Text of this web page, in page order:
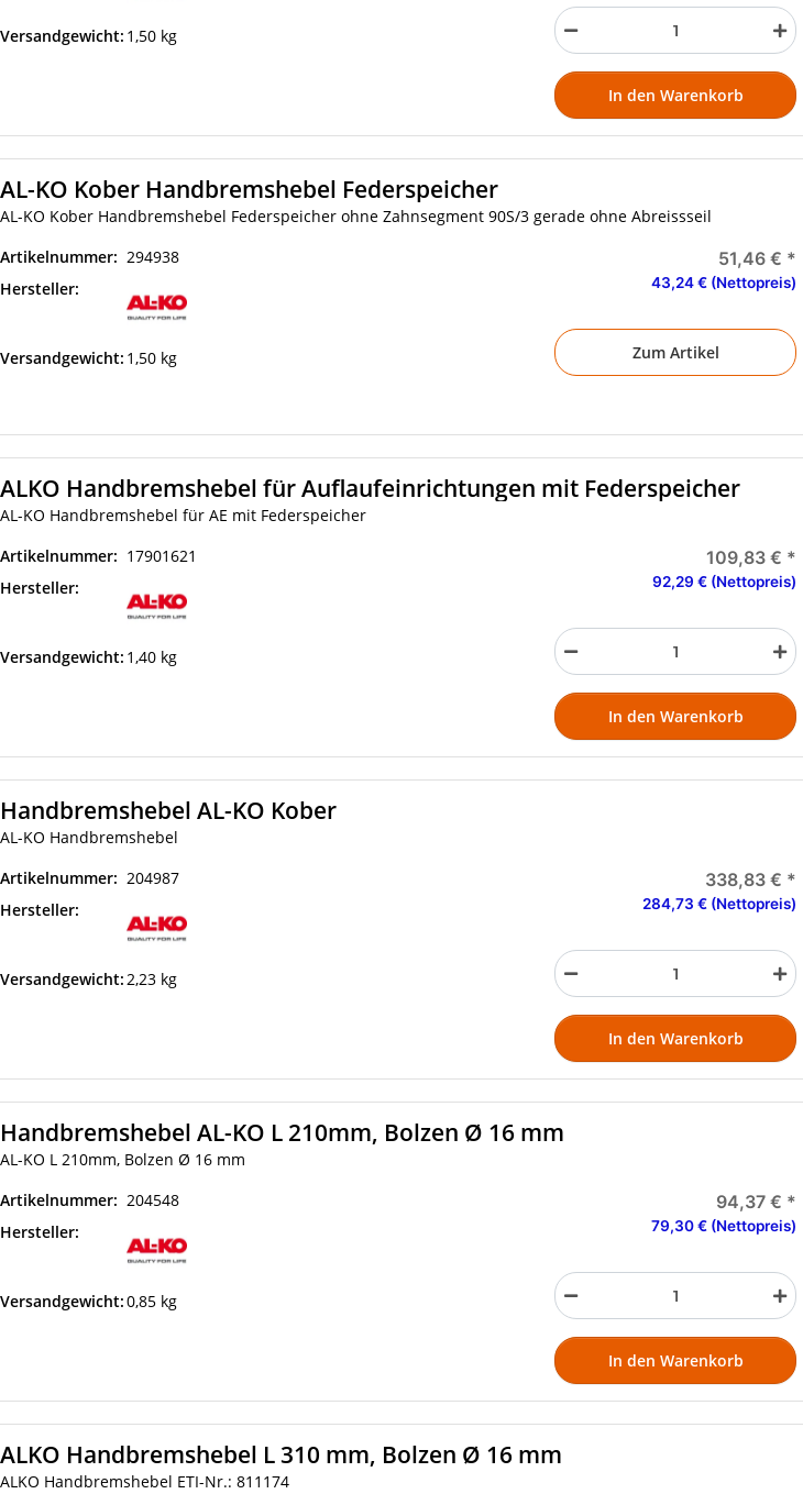
Versandgewicht: 1,50 kg
In den Warenkorb
AL-KO Kober Handbremshebel Federspeicher
AL-KO Kober Handbremshebel Federspeicher ohne Zahnsegment 90S/3 gerade ohne Abreissseil
Artikelnummer: 294938
Hersteller:
Versandgewicht: 1,50 kg
51,46 € *
43,24 € (Nettopreis)
Zum Artikel
ALKO Handbremshebel für Auflaufeinrichtungen mit Federspeicher
AL-KO Handbremshebel für AE mit Federspeicher
Artikelnummer: 17901621
Hersteller:
Versandgewicht: 1,40 kg
109,83 € *
92,29 € (Nettopreis)
In den Warenkorb
Handbremshebel AL-KO Kober
AL-KO Handbremshebel
Artikelnummer: 204987
Hersteller:
Versandgewicht:2,23 kg
338,83 € *
284,73 € (Nettopreis)
In den Warenkorb
Handbremshebel AL-KO L 210mm, Bolzen Ø 16 mm
AL-KO L 210mm, Bolzen Ø 16 mm
Artikelnummer: 204548
Hersteller:
Versandgewicht:0,85 kg
94,37 € *
79,30 € (Nettopreis)
In den Warenkorb
ALKO Handbremshebel L 310 mm, Bolzen Ø 16 mm
ALKO Handbremshebel ETI-Nr.: 811174